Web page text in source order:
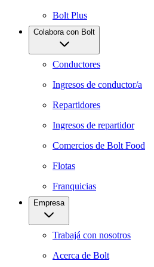
Bolt Plus
Colabora con Bolt
Conductores
Ingresos de conductor/a
Repartidores
Ingresos de repartidor
Comercios de Bolt Food
Flotas
Franquicias
Empresa
Trabajá con nosotros
Acerca de Bolt